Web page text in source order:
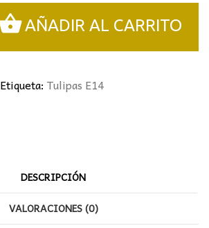
AÑADIR AL CARRITO
Etiqueta: Tulipas E14
DESCRIPCIÓN
VALORACIONES (0)